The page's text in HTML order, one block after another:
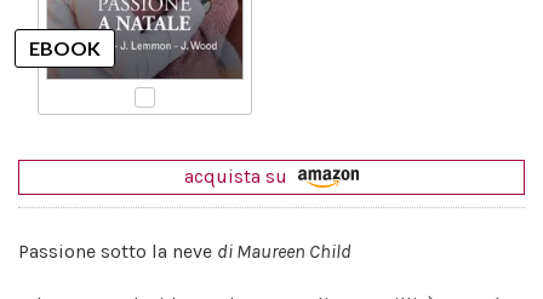
acquista su
Passione sotto la neve di Maureen Child